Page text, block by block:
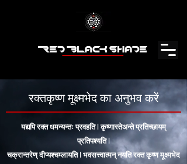
रक्तकृष्ण मूक्ष्मभेदका अनुभव करें
यद्यपि रक्त धमन्यन्तः प्रवहति l कृष्णास्तेअन्ते प्रतिच्छायम्
प्रतिपश्यति l
चक्रान्तरेण् दीप्यश्चम्लायति l भवसत्त्वात्मन् नयति रक्त कृष्ण मूक्ष्मभेद